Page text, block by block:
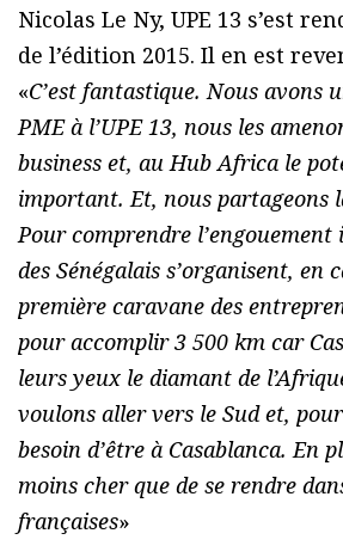
Nicolas Le Ny, UPE 13 s’est
de l’édition 2015. Il en est
«C’est fantastique. Nous avons
PME à l’UPE 13, nous les
business et, au Hub Africa le
important. Et, nous partageons
Pour comprendre
des Sénégalais s’organisent, en
première caravane des
pour accomplir 3 500 km car
leurs yeux le diamant de
voulons aller vers le Sud et,
besoin d’être à Casablanca. En
moins cher que de se rendre
françaises»